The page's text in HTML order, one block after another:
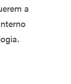
a